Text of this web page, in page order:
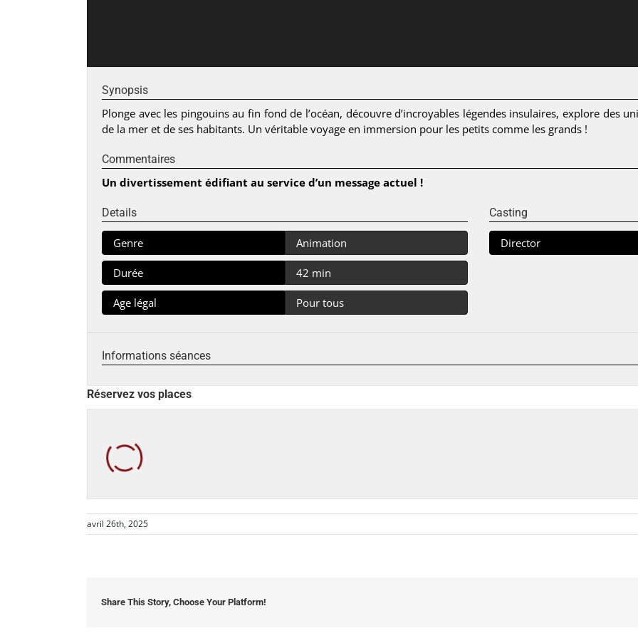
Synopsis
Plonge avec les pingouins au fin fond de l’océan, découvre d’incroyables légendes insulaires, explore des
de la mer et de ses habitants. Un véritable voyage en immersion pour les petits comme les grands !
Commentaires
Un divertissement édifiant au service d’un message actuel !
Details
Genre Animation
Durée 42 min
Age légal Pour tous
Casting
Director
Informations séances
Réservez vos places
avril 26th, 2025
Share This Story, Choose Your Platform!